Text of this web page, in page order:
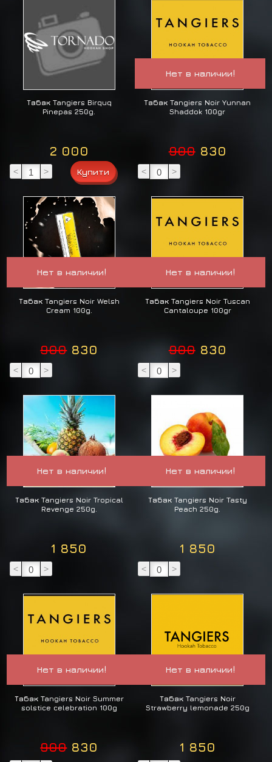
Табак Tangiers Birquq
Pinepas 250g.
2 000
< >
Нет в наличии!
Табак Tangiers Noir Yunnan
Shaddok 100gr
900 830
< >
Нет в наличии!
Табак Tangiers Noir Welsh
Cream 100g.
900 830
< >
Нет в наличии!
Табак Tangiers Noir Tuscan
Cantaloupe 100gr
900 830
< >
Нет в наличии!
Табак Tangiers Noir Tropical
Revenge 250g.
1 850
< >
Нет в наличии!
Табак Tangiers Noir Tasty
Peach 250g.
1 850
< >
Нет в наличии!
Табак Tangiers Noir Summer
solstice celebration 100g
900 830
Нет в наличии!
Табак Tangiers Noir
Strawberry lemonade 250g
1 850